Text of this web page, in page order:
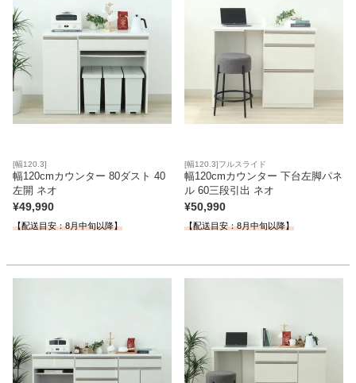
[幅120.3]
幅120cmカウンター 80ダスト 40
左開 ネオ
¥49,990
【配送目安：8月中旬以降】
[幅120.3]フルスライド
幅120cmカウンター 下台左脚パネ
ル 60三段引出 ネオ
¥50,990
【配送目安：8月中旬以降】